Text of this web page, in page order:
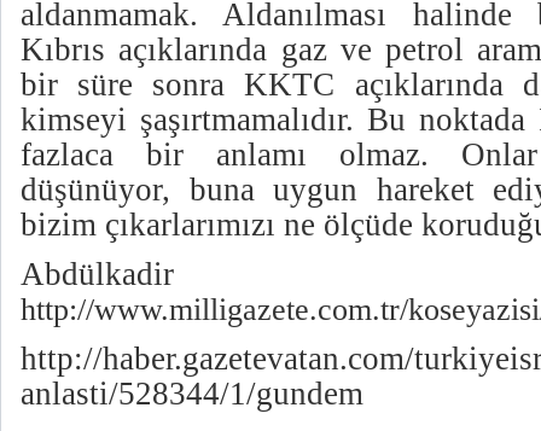
aldanmamak. Aldanılması
Kıbrıs açıklarında gaz ve petrol
bir süre sonra KKTC açıklarında
kimseyi şaşırtmamalıdır. Bu noktada
fazlaca bir anlamı olmaz. Onlar
düşünüyor, buna uygun hareket
bizim çıkarlarımızı ne ölçüde
Abdülkadir
http://www.milligazete.com.tr/
http://haber.gazetevatan.com/
anlasti/528344/1/gundem